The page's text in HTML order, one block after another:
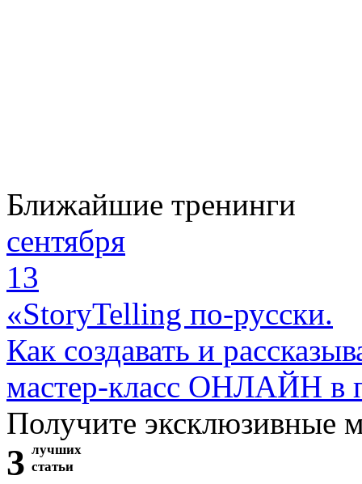
Ближайшие тренинги
сентября
13
«StoryTelling по-русски.
Как создавать и
мастер-класс ОНЛАЙН в
Получите эксклюзивные
3 лучших
статьи